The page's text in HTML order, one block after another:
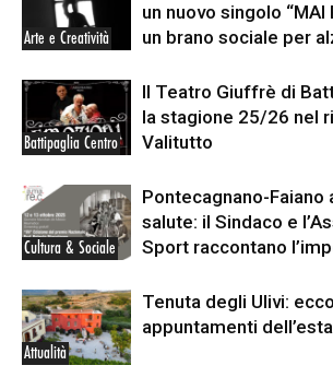
Arte e Creatività
un nuovo singolo “MAI
un brano sociale per
Battipaglia Centro
Il Teatro Giuffrè di
la stagione 25/26 nel
Valitutto
Cultura & Sociale
Pontecagnano-Faiano
salute: il Sindaco e
Sport raccontano
Attualità
Tenuta degli Ulivi:
appuntamenti